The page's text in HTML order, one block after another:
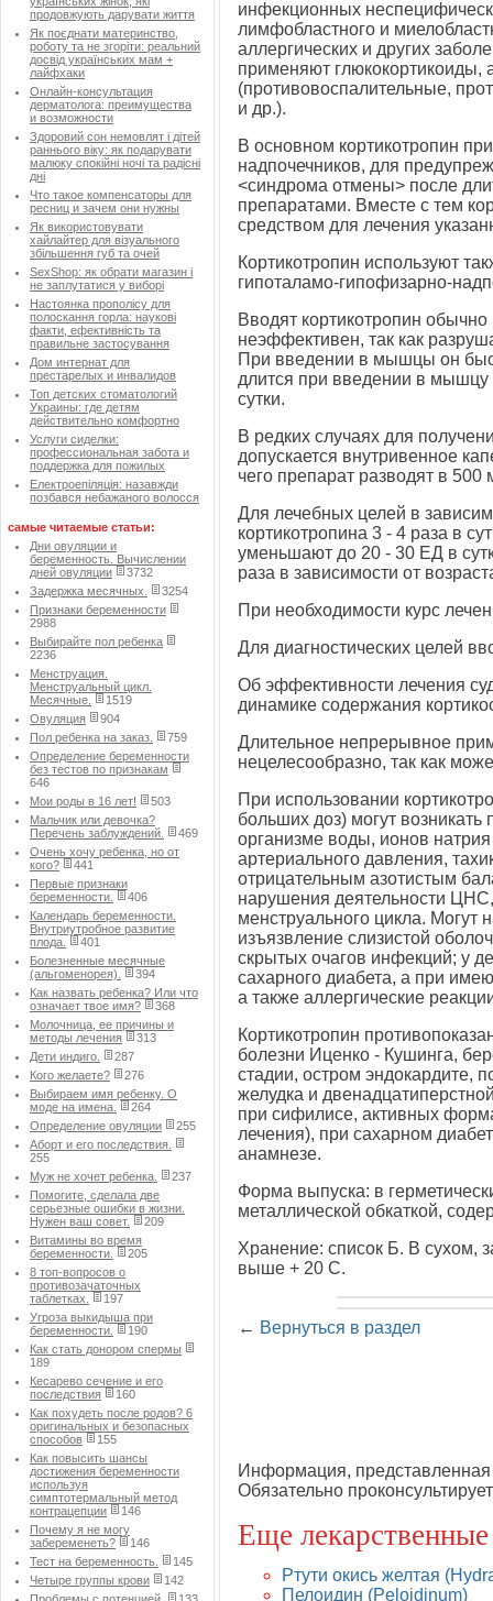
продовжують дарувати життя
Як поєднати материнство,
роботу та не згоріти: реальний
досвід українських мам +
лайфхаки
Онлайн-консультация
дерматолога: преимущества
и возможности
Здоровий сон немовлят і дітей
раннього віку: як подарувати
малюку спокійні ночі та радісні
дні
Что такое компенсаторы для
ресниц и зачем они нужны
Як використовувати
хайлайтер для візуального
збільшення губ та очей
SexShop: як обрати магазин і
не заплутатися у виборі
Настоянка прополісу для
полоскання горла: наукові
факти, ефективність та
правильне застосування
Дом интернат для
престарелых и инвалидов
Топ детских стоматологий
Украины: где детям
действительно комфортно
Услуги сиделки:
профессиональная забота и
поддержка для пожилых
Електроепіляція: назавжди
позбався небажаного волосся
самые читаемые статьи:
Дни овуляции и
беременность. Вычислении
дней овуляции
3732
Задержка месячных.
3254
Признаки беременности
2988
Выбирайте пол ребенка
2236
Менструация.
Менструальный цикл.
Месячные.
1519
Овуляция
904
Пол ребенка на заказ.
759
Определение беременности
без тестов по признакам
646
Мои роды в 16 лет!
503
Мальчик или девочка?
Перечень заблуждений.
469
Очень хочу ребенка, но от
кого?
441
Первые признаки
беременности.
406
Календарь беременности.
Внутриутробное развитие
плода.
401
Болезненные месячные
(альгоменорея).
394
Как назвать ребенка? Или что
означает твое имя?
368
Молочница, ее причины и
методы лечения
313
Дети индиго.
287
Кого желаете?
276
Выбираем имя ребенку. О
моде на имена.
264
Определение овуляции
255
Аборт и его последствия.
255
Муж не хочет ребенка.
237
Помогите, сделала две
серьезные ошибки в жизни.
Нужен ваш совет.
209
Витамины во время
беременности.
205
8 топ-вопросов о
противозачаточных
таблетках.
197
Угроза выкидыша при
беременности.
190
Как стать донором спермы
189
Кесарево сечение и его
последствия
160
Как похудеть после родов? 6
оригинальных и безопасных
способов
155
Как повысить шансы
достижения беременности
используя
симптотермальный метод
контрацепции
146
Почему я не могу
забеременеть?
146
Тест на беременность.
145
Четыре группы крови
142
инфекционных
лимфобластного и
аллергических и других
применяют глюкокортикоиды,
(противовоспалительные,
и др.).
В основном кортикотропин
надпочечников, для
<синдрома отмены> после
препаратами. Вместе с тем
средством для лечения
Кортикотропин используют
гипоталамо-гипофизарно-
Вводят кортикотропин
неэффективен, так как
При введении в мышцы он
длится при введении в мышцу
сутки.
В редких случаях для
допускается внутривенное
чего препарат разводят в 500
Для лечебных целей в
кортикотропина 3 - 4 раза в
уменьшают до 20 - 30 ЕД в
раза в зависимости от
При необходимости курс
Для диагностических целей
Об эффективности лечения
динамике содержания
Длительное непрерывное
нецелесообразно, так как
При использовании
больших доз) могут
организме воды, ионов
артериального давления,
отрицательным азотистым
нарушения деятельности
менструального цикла. Могут
изъязвление слизистой
скрытых очагов инфекций; у
сахарного диабета, а при
а также аллергические
Кортикотропин
болезни Иценко - Кушинга,
стадии, остром эндокардите,
желудка и
при сифилисе, активных
лечения), при сахарном
анамнезе.
Форма выпуска: в
металлической обкаткой,
Хранение: список Б. В сухом,
выше + 20 С.
← Вернуться в раздел
Информация, представленная
Обязательно
Еще лекарственные
Ртути окись желтая
Пелоидин (Peloidinum)